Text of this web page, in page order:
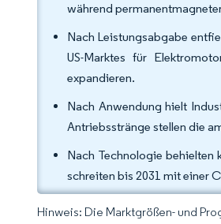
während
Nach Leistungsabgabe
US-Marktes für
expandieren.
Nach Anwendung hielt
Antriebsstränge stellen die
Nach Technologie behielten
schreiten bis 2031 mit einer
Hinweis: Die Marktgrößen- und